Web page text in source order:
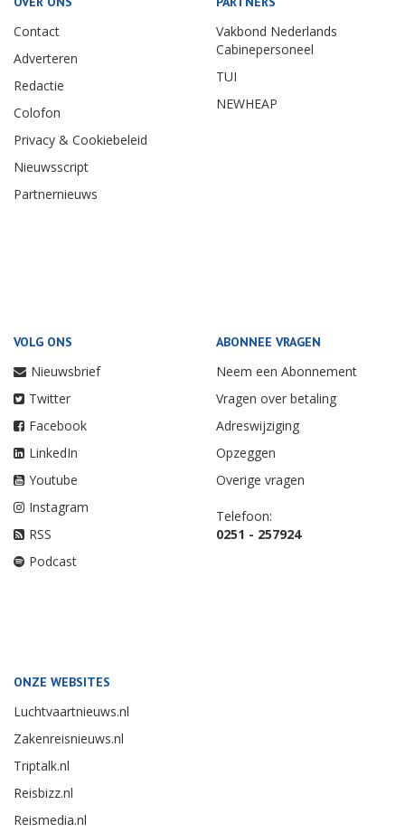
Contact
Adverteren
Redactie
Colofon
Privacy & Cookiebeleid
Nieuwsscript
Partnernieuws
Vakbond Nederlands
Cabinepersoneel
TUI
NEWHEAP
VOLG ONS
Nieuwsbrief
Twitter
Facebook
LinkedIn
Youtube
Instagram
RSS
Podcast
ABONNEE VRAGEN
Neem een Abonnement
Vragen over betaling
Adreswijziging
Opzeggen
Overige vragen
Telefoon:
0251 - 257924
ONZE WEBSITES
Luchtvaartnieuws.nl
Zakenreisnieuws.nl
Triptalk.nl
Reisbizz.nl
Reismedia.nl